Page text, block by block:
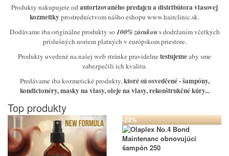
Produkty nakupujete odautorizovaného predajcu a distribútora vlasovej
kozmetikyprostredníctvom nášho eshopu www.hairclinic.sk.
Dodávame iba originálne produkty so100% zárukous dodržaním včetkých
príslušných noriem platných v európskom priestore.
Produkty uvedené na našej web stránke pravidelnetestujemeaby sme
zabezpečili ich kvalitu.
Predávame iba kozmetické produkty,ktoré sú osvedčené- šampóny,
kondicionéry, masky na vlasy, oleje na vlasy, rekonštrukčné kúry...
Top produkty
-23%